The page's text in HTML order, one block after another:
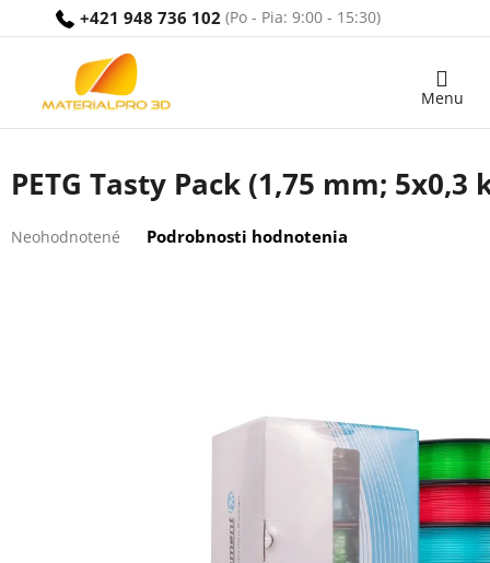
+421 948 736 102
Nákupný
PETG Tasty Pack (1,75 mm;
hodnotenie
Neohodnotené Podrobnosti hodnotenia